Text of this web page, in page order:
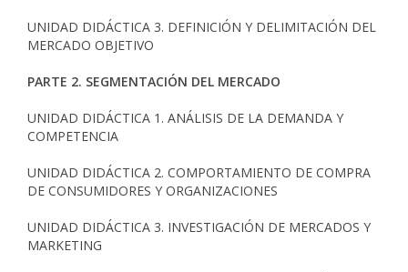
UNIDAD DIDÁCTICA 3. DEFINICIÓN Y DELIMITACIÓN DEL
MERCADO OBJETIVO
PARTE 2. SEGMENTACIÓN DEL MERCADO
UNIDAD DIDÁCTICA 1. ANÁLISIS DE LA DEMANDA Y
COMPETENCIA
UNIDAD DIDÁCTICA 2. COMPORTAMIENTO DE COMPRA
DE CONSUMIDORES Y ORGANIZACIONES
UNIDAD DIDÁCTICA 3. INVESTIGACIÓN DE MERCADOS Y
MARKETING